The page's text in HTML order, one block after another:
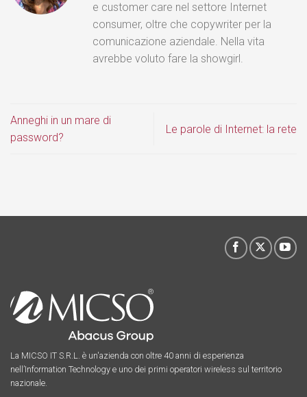
e customer care nel settore Internet
consumer, oltre che copywriter per la
comunicazione aziendale. Nella vita
avrebbe voluto fare la showgirl.
Anneghi in un mare di
password?
Le parole di Internet: la rete
La MICSO IT S.R.L. è un'azienda con oltre 40 anni di esperienza
nell’Information Technology e uno dei primi operatori wireless sul territorio
nazionale.